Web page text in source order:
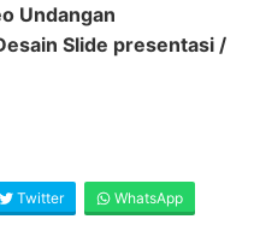
Undangan
Slide presentasi /
Twitter WhatsApp